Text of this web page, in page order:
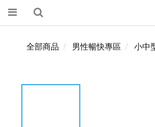
全部商品 男性暢快專區 小中